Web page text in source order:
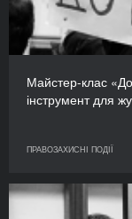
Майстер-клас
інструмент для
ПРАВОЗАХИСНІ ПОДІЇ